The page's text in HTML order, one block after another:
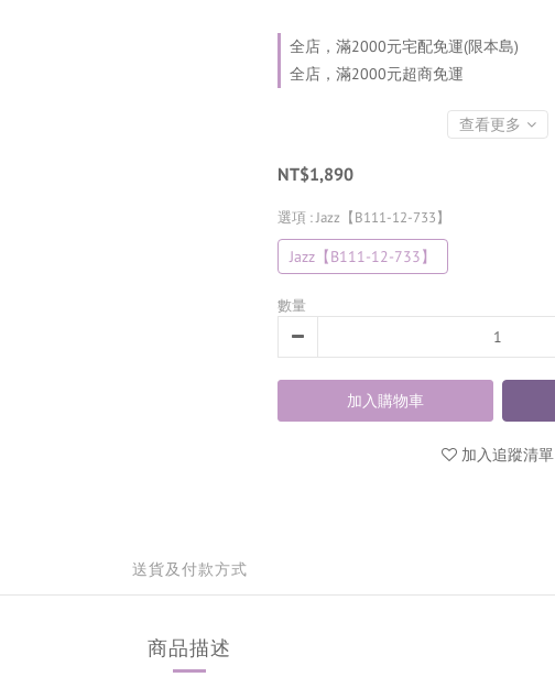
全店，滿2000元宅配免運(限本島)
全店，滿2000元超商免運
查看更多
NT$1,890
選項 : Jazz【B111-12-733】
Jazz【B111-12-733】
數量
加入購物車
加入追蹤清單
送貨及付款方式
商品描述